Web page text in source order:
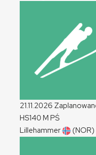
21.11.2026
HS140 M PŚ
Lillehammer
(NOR)